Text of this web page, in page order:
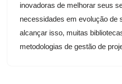
inovadoras de melhorar seus
necessidades em evolução de
alcançar isso, muitas
metodologias de gestão de